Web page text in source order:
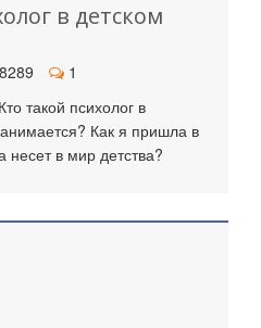
в детском
1
такой психолог в
Как я пришла в
в мир детства?